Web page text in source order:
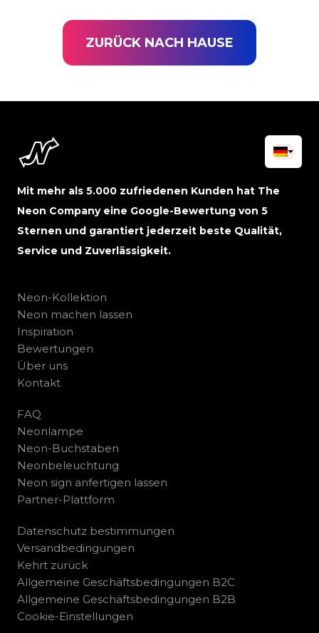
ZURÜCK NACH HAUSE
Mit mehr als 5.000 zufriedenen Kunden hat The
Neon Company eine Google-Bewertung von 5
Sternen und garantiert jederzeit beste Qualität,
Service und Zuverlässigkeit.
Neon-Kollektion
Neon machen lassen
Inspiration
Bewertungen
Über uns
Kontakt
FAQ
Neonlampe
Neon-Buchstaben
Neonbeleuchtung
Neon sign anfertigen lassen
Partner-Plattform
Datenschutz bestimmungen
Versandbedingungen
Kehrt zurück
Allgemeine Geschäftsbedingungen B2C
Allgemeine Geschäftsbedingungen B2B
Cookie-Einstellungen